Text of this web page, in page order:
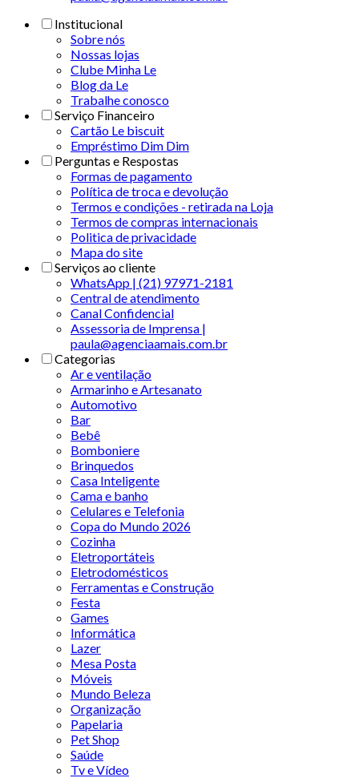
Institucional
Sobre nós
Nossas lojas
Clube Minha Le
Blog da Le
Trabalhe conosco
Serviço Financeiro
Cartão Le biscuit
Empréstimo Dim Dim
Perguntas e Respostas
Formas de pagamento
Política de troca e devolução
Termos e condições - retirada na Loja
Termos de compras internacionais
Politica de privacidade
Mapa do site
Serviços ao cliente
WhatsApp | (21) 97971-2181
Central de atendimento
Canal Confidencial
Assessoria de Imprensa |
paula@agenciaamais.com.br
Categorias
Ar e ventilação
Armarinho e Artesanato
Automotivo
Bar
Bebê
Bomboniere
Brinquedos
Casa Inteligente
Cama e banho
Celulares e Telefonia
Copa do Mundo 2026
Cozinha
Eletroportáteis
Eletrodomésticos
Ferramentas e Construção
Festa
Games
Informática
Lazer
Mesa Posta
Móveis
Mundo Beleza
Organização
Papelaria
Pet Shop
Saúde
Tv e Vídeo